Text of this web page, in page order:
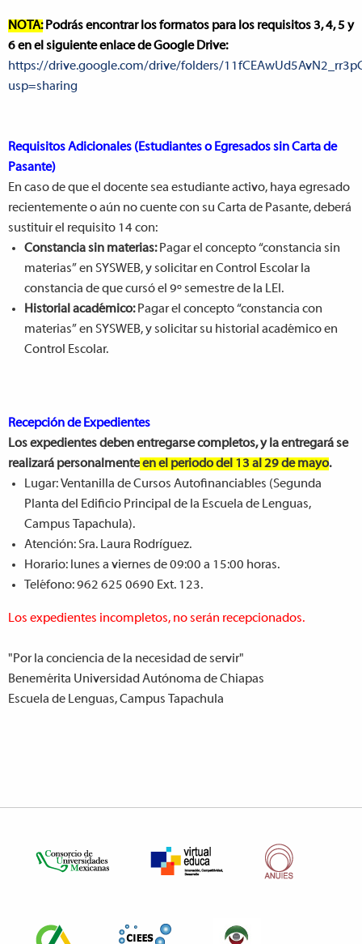
NOTA:Podrás encontrar los formatos para los requisitos 3, 4, 5 y
6 en el siguiente enlace de Google Drive:
https://drive.google.com/drive/folders/
usp=sharing
Requisitos Adicionales (Estudiantes o Egresados sin Carta de
Pasante)
En caso de que el docente sea estudiante activo, haya egresado
recientemente o aún no cuente con su Carta de Pasante, deberá
sustituir el requisito 14 con:
Constancia sin materias:Pagar el concepto “constancia sin
materias” en SYSWEB, y solicitar en Control Escolar la
constancia de que cursó el 9º semestre de la LEI.
Historial académico:Pagar el concepto “constancia con
materias” en SYSWEB, y solicitar su historial académico en
Control Escolar.
Recepción de Expedientes
Los expedientes deben entregarse completos, y la entregará se
realizará personalmenteen el periodo del 13 al 29 de mayo.
Lugar: Ventanilla de Cursos Autofinanciables (Segunda
Planta del Edificio Principal de la Escuela de Lenguas,
Campus Tapachula).
Atención: Sra. Laura Rodríguez.
Horario: lunes a viernes de 09:00 a 15:00 horas.
Teléfono: 962 625 0690 Ext. 123.
Los expedientes incompletos, no serán recepcionados.
"Por la conciencia de la necesidad de servir"
Benemérita Universidad Autónoma de Chiapas
Escuela de Lenguas, Campus Tapachula